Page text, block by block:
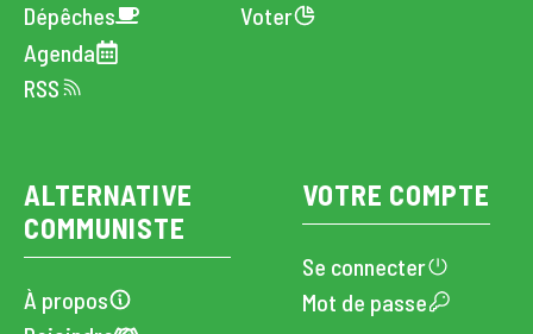
Dépêches
Agenda
RSS
Voter
ALTERNATIVE
COMMUNISTE
À propos
VOTRE COMPTE
Se connecter
Mot de passe